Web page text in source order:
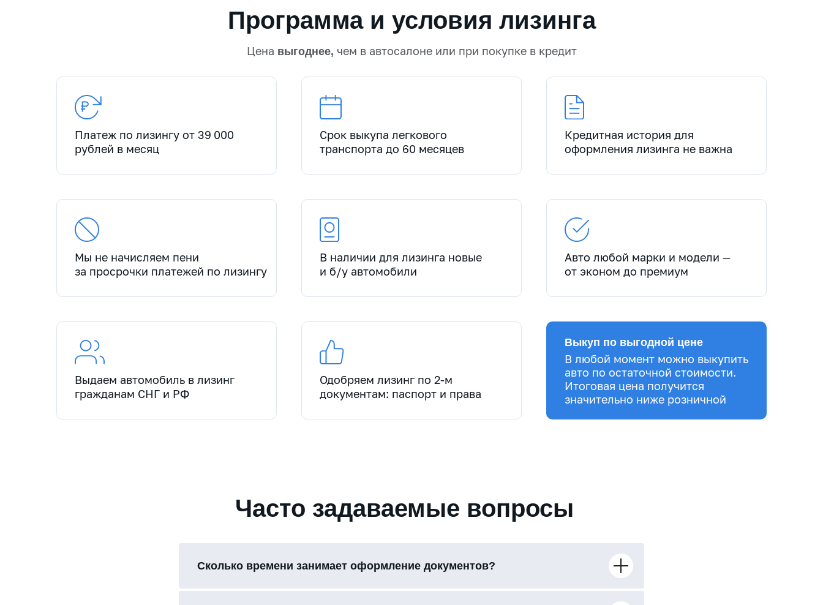
Программа и условия лизинга
Цена выгоднее, чем в автосалоне или при покупке в кредит
Платеж по лизингу от 39 000
рублей в месяц
Срок выкупа легкового
транспорта до 60 месяцев
Кредитная история для
оформления лизинга не важна
Мы не начисляем пени
за просрочки платежей по лизингу
В наличии для лизинга новые
и б/у автомобили
Авто любой марки и модели —
от эконом до премиум
Выдаем автомобиль в лизинг
гражданам СНГ и РФ
Одобряем лизинг по 2-м
документам: паспорт и права
В любой момент можно выкупить
авто по остаточной стоимости.
Итоговая цена получится
значительно ниже розничной
Выкуп по выгодной цене
Часто задаваемые вопросы
Сколько времени занимает оформление документов?